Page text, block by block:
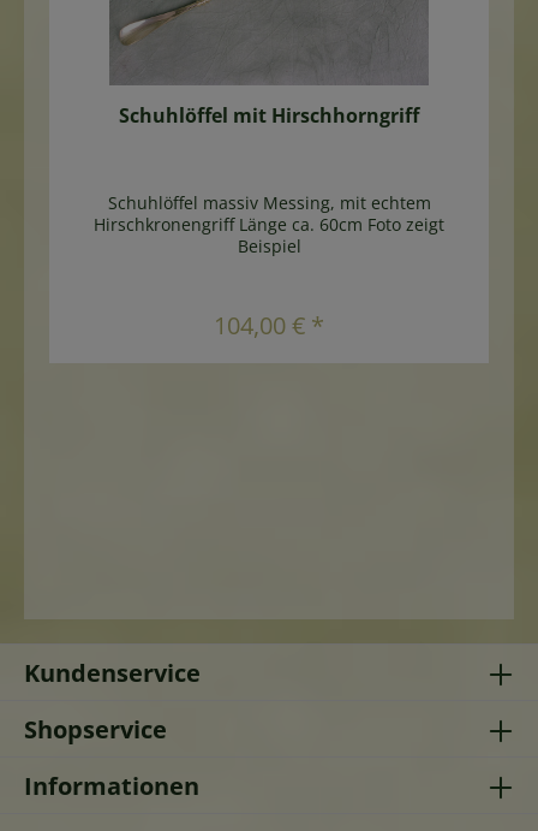
Schuhlöffel mit Hirschhorngriff
Schuhlöffel massiv Messing, mit echtem
Hirschkronengriff Länge ca. 60cm Foto zeigt
Beispiel
104,00 € *
In den Warenkorb
Kundenservice
Shopservice
Informationen